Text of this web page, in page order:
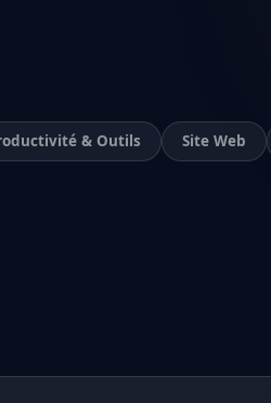
& Outils Site Web